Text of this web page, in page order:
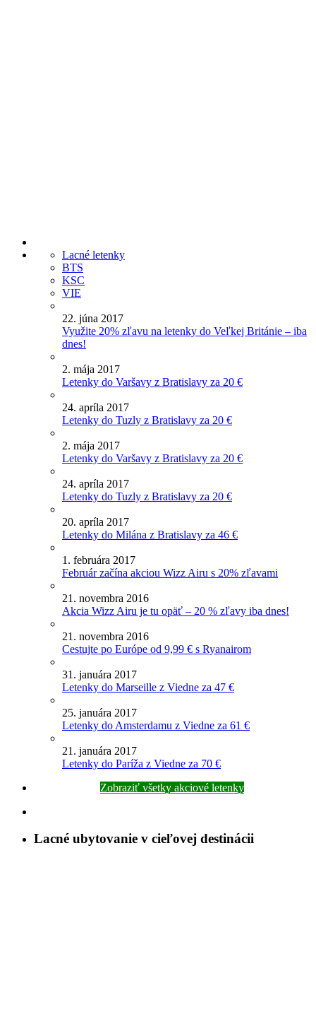
Lacné letenky
BTS
KSC
VIE
22. júna 2017
Využite 20% zľavu na letenky do Veľkej Británie – iba
dnes!
2. mája 2017
Letenky do Varšavy z Bratislavy za 20 €
24. apríla 2017
Letenky do Tuzly z Bratislavy za 20 €
2. mája 2017
Letenky do Varšavy z Bratislavy za 20 €
24. apríla 2017
Letenky do Tuzly z Bratislavy za 20 €
20. apríla 2017
Letenky do Milána z Bratislavy za 46 €
1. februára 2017
Február začína akciou Wizz Airu s 20% zľavami
21. novembra 2016
Akcia Wizz Airu je tu opäť – 20 % zľavy iba dnes!
21. novembra 2016
Cestujte po Európe od 9,99 € s Ryanairom
31. januára 2017
Letenky do Marseille z Viedne za 47 €
25. januára 2017
Letenky do Amsterdamu z Viedne za 61 €
21. januára 2017
Letenky do Paríža z Viedne za 70 €
Zobraziť všetky akciové letenky
Lacné ubytovanie v cieľovej destinácii